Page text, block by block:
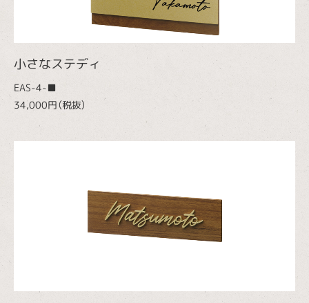
小さなステディ
EAS-4-■
34,000円（税抜）